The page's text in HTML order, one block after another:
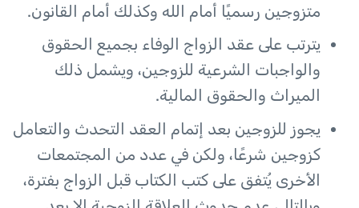
متزوجين رسميًا أمام الله وكذلك أمام القانون.
يترتب على عقد الزواج الوفاء بجميع الحقوق
والواجبات الشرعية للزوجين، ويشمل ذلك
الميراث والحقوق المالية.
يجوز للزوجين بعد إتمام العقد التحدث والتعامل
كزوجين شرعًا، ولكن في عدد من المجتمعات
الأخرى يُتفق على كتب الكتاب قبل الزواج بفترة،